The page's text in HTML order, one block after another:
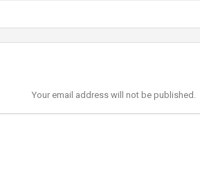
Your email address will not be published.